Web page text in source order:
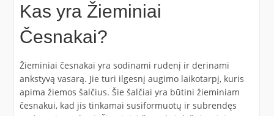
Kas yra Žieminiai
Česnakai?
Žieminiai česnakai yra sodinami rudenį ir derinami
ankstyvą vasarą. Jie turi ilgesnį augimo laikotarpį, kuris
apima žiemos šalčius. Šie šalčiai yra būtini žieminiam
česnakui, kad jis tinkamai susiformuotų ir subrendęs